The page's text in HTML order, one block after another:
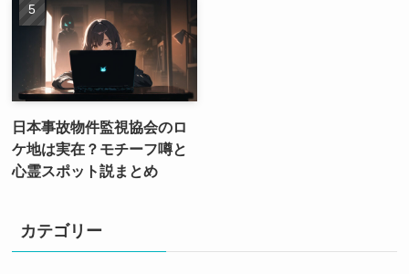
日本事故物件監視協会のロ
ケ地は実在？モチーフ噂と
心霊スポット説まとめ
カテゴリー